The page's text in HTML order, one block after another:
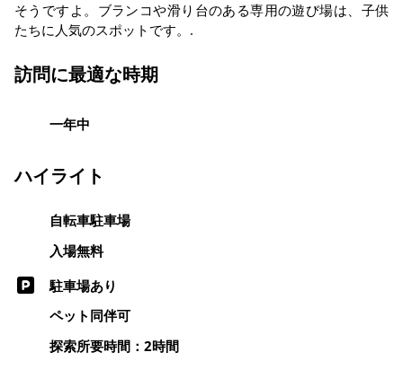
そうですよ。ブランコや滑り台のある専用の遊び場は、子供
たちに人気のスポットです。.
訪問に最適な時期
一年中
ハイライト
自転車駐車場
入場無料
駐車場あり
ペット同伴可
探索所要時間：2時間